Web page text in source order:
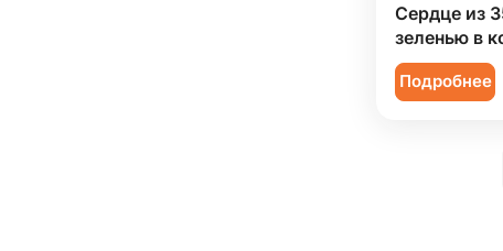
Сердце из
зеленью в
Подробнее